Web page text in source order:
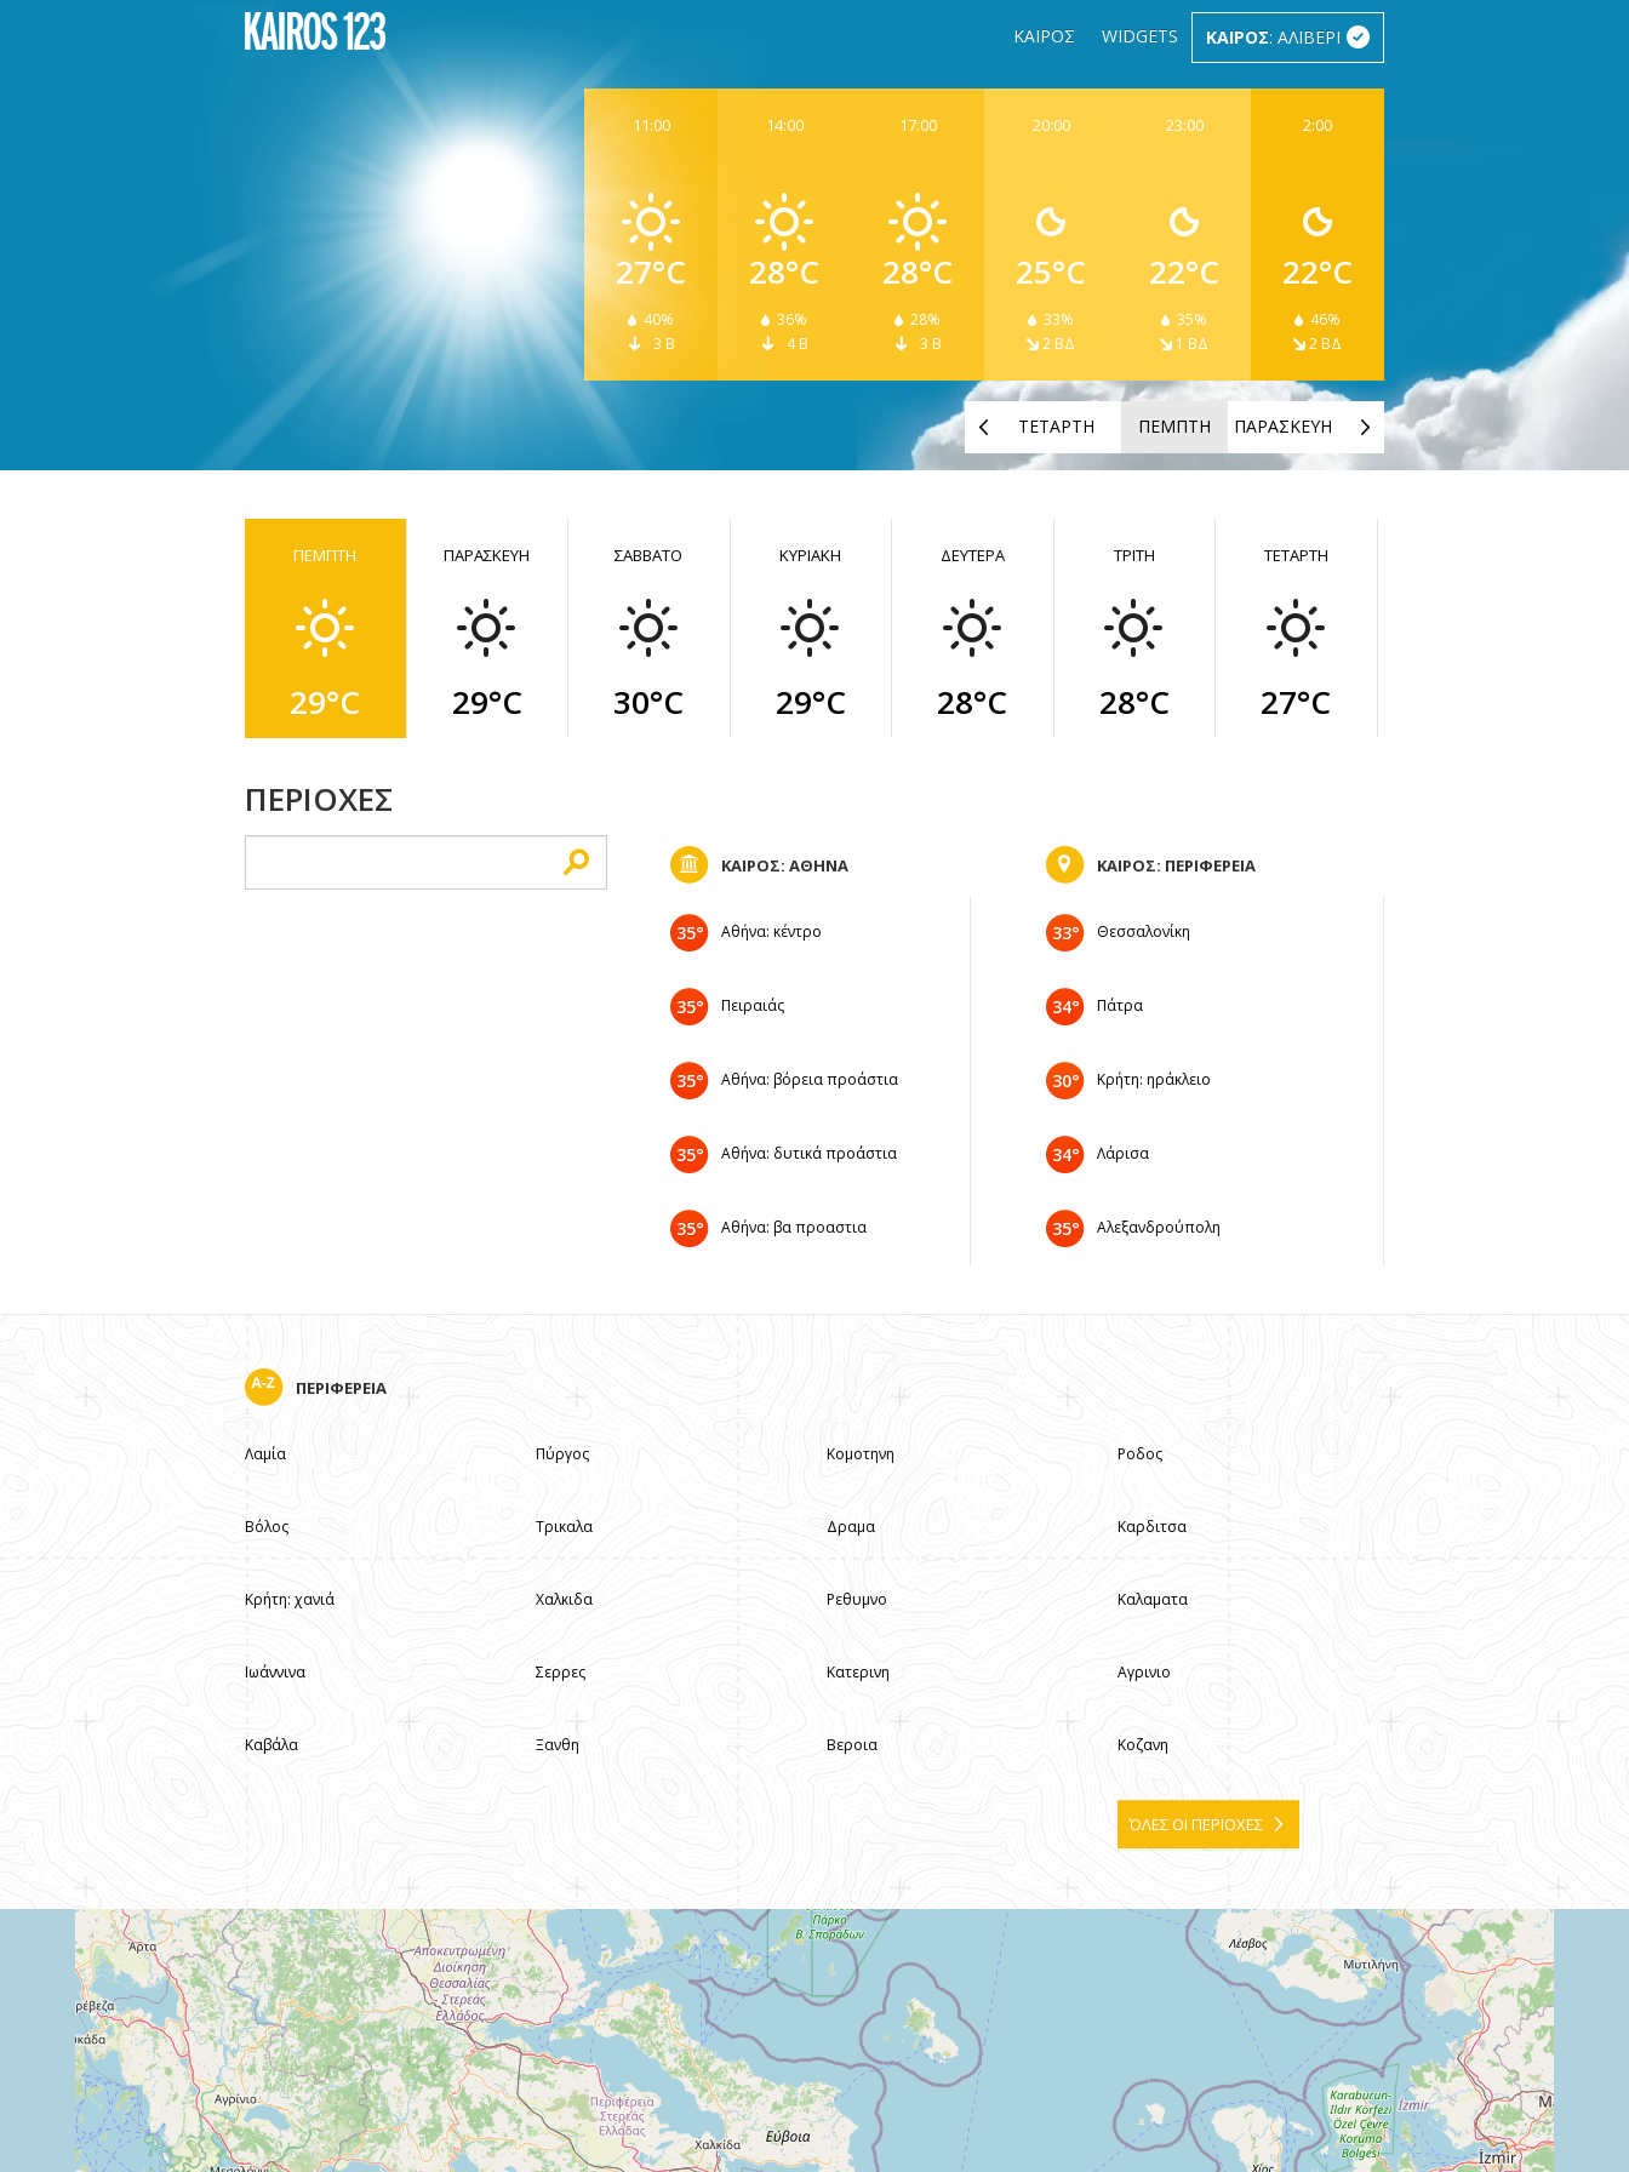
ΚΑΙΡΟΣ WIDGETS ΚΑΙΡΟΣ: ΑΛΙΒΕΡΙ
2:00
22°C
46%
2 ΒΔ
23:00
22°C
35%
1 ΒΔ
20:00
25°C
33%
2 ΒΔ
17:00
28°C
28%
3 Β
14:00
28°C
36%
4 Β
11:00
27°C
40%
3 Β
ΠΑΡΑΣΚΕΥΗ
ΠΕΜΠΤΗ
ΤΕΤΑΡΤΗ
ΠΕΜΠΤΗ
29°C
ΠΑΡΑΣΚΕΥΗ
29°C
ΣΑΒΒΑΤΟ
30°C
ΚΥΡΙΑΚΗ
29°C
ΔΕΥΤΕΡΑ
28°C
ΤΡΙΤΗ
28°C
ΤΕΤΑΡΤΗ
27°C
ΠΕΡΙΟΧΕΣ
ΚΑΙΡΟΣ: ΑΘΗΝΑ
35° Αθήνα: κέντρο
35° Πειραιάς
35° Αθήνα: βόρεια προάστια
35° Αθήνα: δυτικά προάστια
35° Αθήνα: βα προαστια
ΚΑΙΡΟΣ: ΠΕΡΙΦΕΡΕΙΑ
33° Θεσσαλονίκη
34° Πάτρα
30° Κρήτη: ηράκλειο
34° Λάρισα
35° Αλεξανδρούπολη
ΠΕΡΙΦΕΡΕΙΑ
Λαμία
Βόλος
Κρήτη: χανιά
Ιωάννινα
Καβάλα
Πύργος
Τρικαλα
Χαλκιδα
Σερρες
Ξανθη
Κομοτηνη
Δραμα
Ρεθυμνο
Κατερινη
Βεροια
Ροδος
Καρδιτσα
Καλαματα
Αγρινιο
Κοζανη
ΌΛΕΣ ΟΙ ΠΕΡΙΟΧΕΣ